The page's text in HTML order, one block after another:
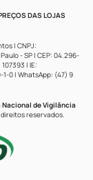
DAS LOJAS
| CNPJ:
- SP | CEP: 04.296-
| IE:
1-0 | WhatsApp: (47) 9
Nacional de Vigilância
reservados.